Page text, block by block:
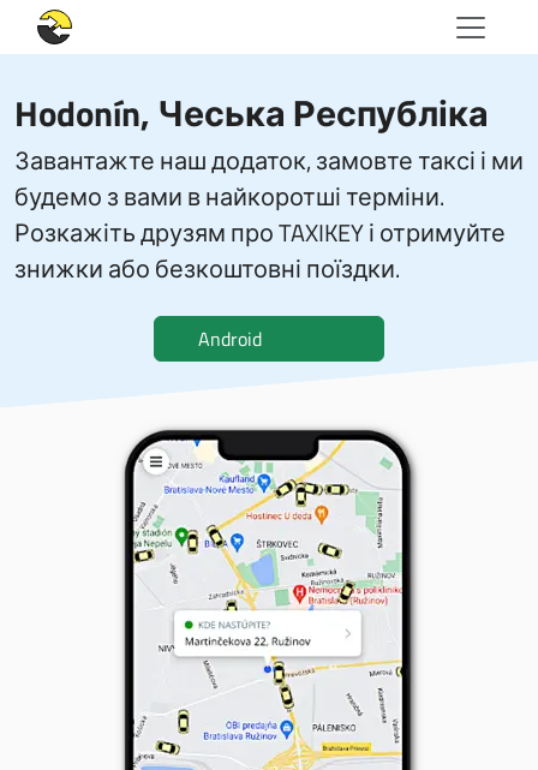
Hodonín, Чеська Республіка
Завантажте наш додаток, замовте таксі і ми
будемо з вами в найкоротші терміни.
Розкажіть друзям про TAXIKEY і отримуйте
знижки або безкоштовні поїздки.
Android